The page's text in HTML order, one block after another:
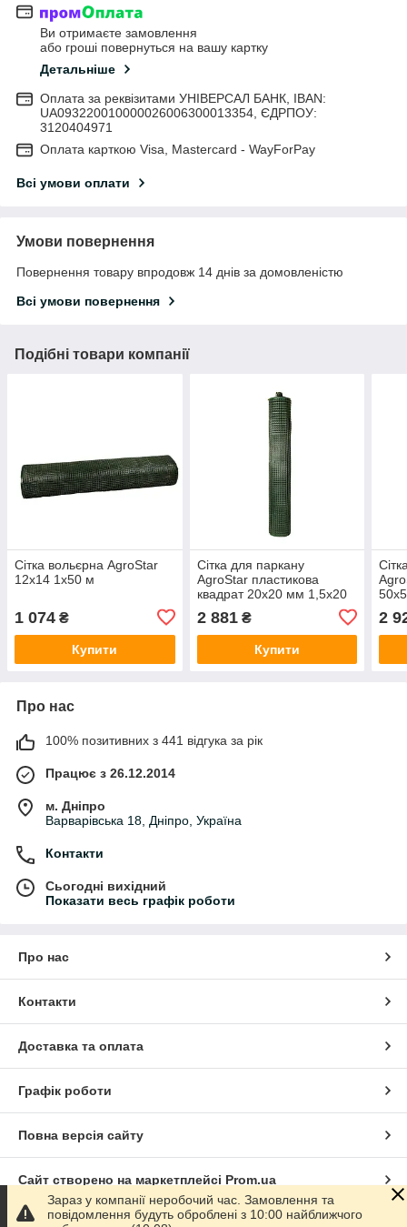
Ви отримаєте замовлення
або гроші повернуться на вашу картку
Детальніше
Оплата за реквізитами УНІВЕРСАЛ БАНК, IBAN:
UA093220010000026006300013354, ЄДРПОУ:
3120404971
Оплата карткою Visa, Mastercard - WayForPay
Всі умови оплати
Умови повернення
Повернення товару впродовж 14 днів за домовленістю
Всі умови повернення
Подібні товари компанії
Сітка вольєрна AgroStar
12х14 1x50 м
1 074 ₴
Купити
Сітка для паркану
AgroStar пластикова
квадрат 20x20 мм 1,5x20
2 881₴
Купити
2
Про нас
100% позитивних з 441 відгука за рік
Працює з 26.12.2014
м. Дніпро
Варварівська 18, Дніпро, Україна
Контакти
Сьогодні вихідний
Показати весь графік роботи
Про нас
Контакти
Доставка та оплата
Графік роботи
Повна версія сайту
Сайт створено на маркетплейсі Prom.ua
Зараз у компанії неробочий час. Замовлення та
повідомлення будуть оброблені з 10:00 найближчого